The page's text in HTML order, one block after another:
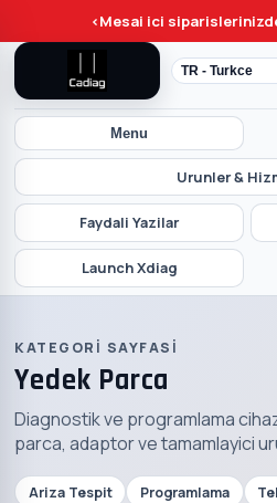
<Mesai ici
Menu
Urunler &
Faydali Yazilar
Launch Xdiag
KATEGORI SAYFASI
Yedek Parca
Diagnostik ve programlama
parca, adaptor ve tamamlayici
Ariza Tespit Programlama